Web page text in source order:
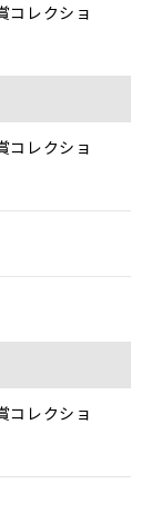
コレクショ
コレクショ
コレクショ